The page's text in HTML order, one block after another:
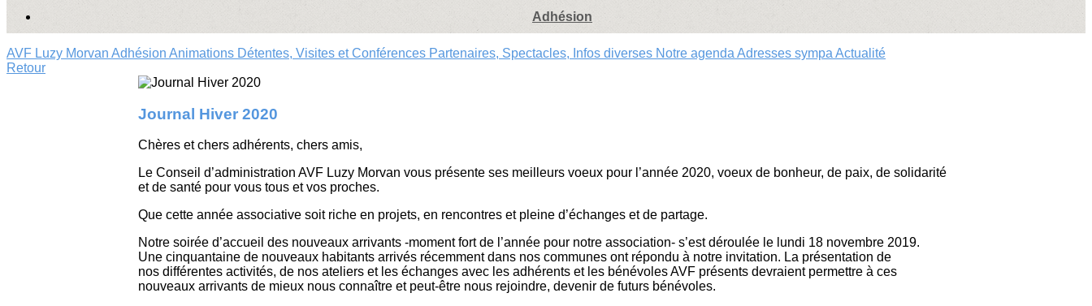
Adhésion
AVF Luzy Morvan Adhésion Animations Détentes, Visites et Conférences Partenaires, Spectacles, Infos diverses Notre agenda Adresses sympa Actualité
Retour
Journal Hiver 2020
Chères et chers adhérents, chers amis,
Le Conseil d’administration AVF Luzy Morvan vous présente ses meilleurs voeux pour l’année 2020, voeux de bonheur, de paix, de solidarité
et de santé pour vous tous et vos proches.
Que cette année associative soit riche en projets, en rencontres et pleine d’échanges et de partage.
Notre soirée d’accueil des nouveaux arrivants -moment fort de l’année pour notre association- s’est déroulée le lundi 18 novembre 2019.
Une cinquantaine de nouveaux habitants arrivés récemment dans nos communes ont répondu à notre invitation. La présentation de
nos différentes activités, de nos ateliers et les échanges avec les adhérents et les bénévoles AVF présents devraient permettre à ces
nouveaux arrivants de mieux nous connaître et peut-être nous rejoindre, devenir de futurs bénévoles.